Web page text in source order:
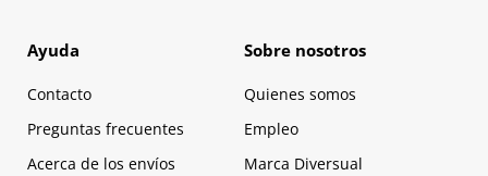
Ayuda
Contacto
Preguntas frecuentes
Acerca de los envíos
Sobre nosotros
Quienes somos
Empleo
Marca Diversual